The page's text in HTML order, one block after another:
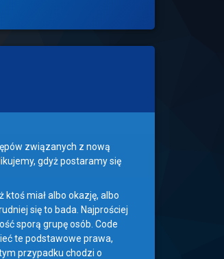
związanych z nową
gdyż postaramy się
miał albo okazję, albo
się to bada. Najprościej
sporą grupę osób. Code
te podstawowe prawa,
przypadku chodzi o